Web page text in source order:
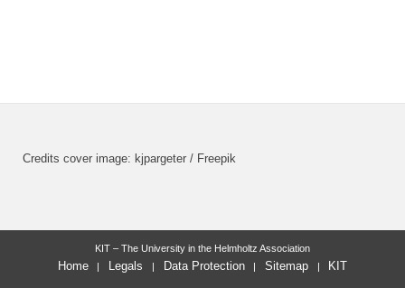
Credits cover image: kjpargeter / Freepik
KIT – The University in the Helmholtz Association
Home Legals Data Protection Sitemap KIT